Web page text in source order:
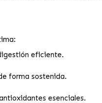
eficiente.
forma sostenida.
esenciales.